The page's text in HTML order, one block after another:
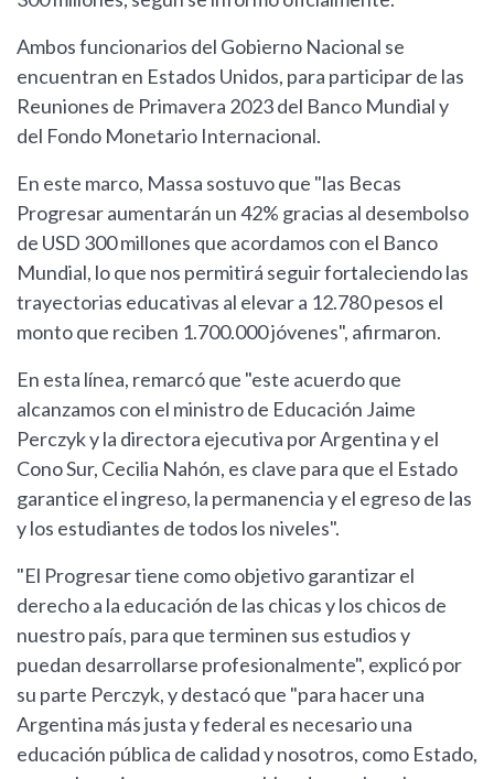
Ambos funcionarios del Gobierno Nacional se
encuentran en Estados Unidos, para participar de las
Reuniones de Primavera 2023 del Banco Mundial y
del Fondo Monetario Internacional.
En este marco, Massa sostuvo que "las Becas
Progresar aumentarán un 42% gracias al desembolso
de USD 300 millones que acordamos con el Banco
Mundial, lo que nos permitirá seguir fortaleciendo las
trayectorias educativas al elevar a 12.780 pesos el
monto que reciben 1.700.000 jóvenes", afirmaron.
En esta línea, remarcó que "este acuerdo que
alcanzamos con el ministro de Educación Jaime
Perczyk y la directora ejecutiva por Argentina y el
Cono Sur, Cecilia Nahón, es clave para que el Estado
garantice el ingreso, la permanencia y el egreso de las
y los estudiantes de todos los niveles".
"El Progresar tiene como objetivo garantizar el
derecho a la educación de las chicas y los chicos de
nuestro país, para que terminen sus estudios y
puedan desarrollarse profesionalmente", explicó por
su parte Perczyk, y destacó que "para hacer una
Argentina más justa y federal es necesario una
educación pública de calidad y nosotros, como Estado,